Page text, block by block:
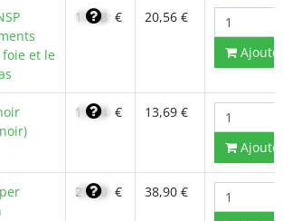
et le
17,48 € 20,56 €
11,64 € 13,69 €
27,80 € 38,90 €